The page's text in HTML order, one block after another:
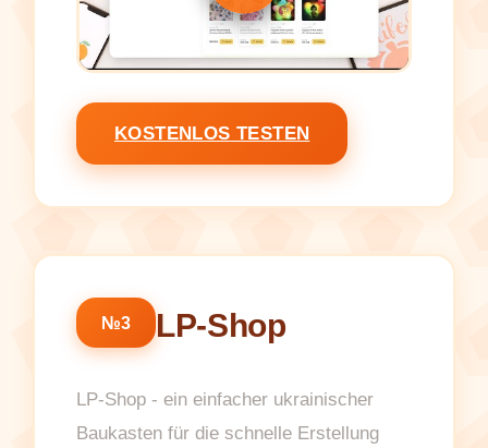
KOSTENLOS TESTEN
№3 LP-Shop
LP-Shop - ein einfacher ukrainischer
Baukasten für die schnelle Erstellung